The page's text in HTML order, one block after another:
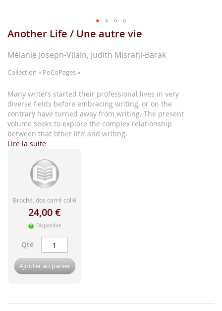
Aller
début
la
d'image
Another Life / Une autre vie
Mélanie Joseph-Vilain, Judith Misrahi-Barak
Collection « PoCoPages »
Many writers started their professional lives in very
diverse fields before embracing writing, or on the
contrary have turned away from writing. The present
volume seeks to explore the complex relationship
between that ‘other life’ and writing.
Lire la suite
Broché, dos carré collé
24,00 €
Disponible
Qté
Ajouter au panier